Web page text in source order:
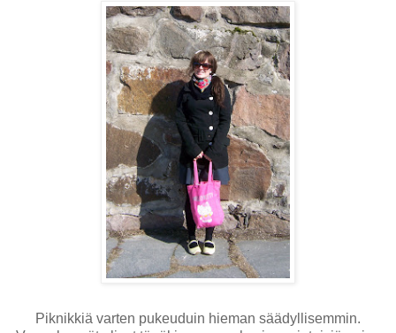
Piknikkiä varten pukeuduin hieman säädyllisemmin.